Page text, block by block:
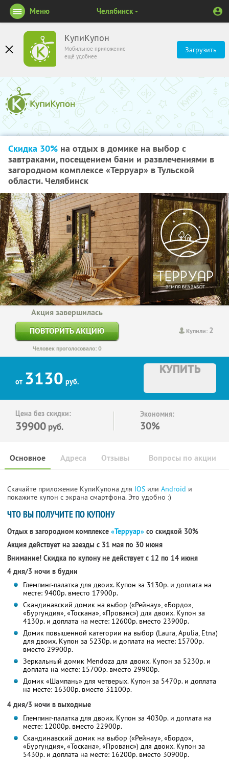
КупиКупон
Мобильное приложение
ещё удобнее
Загрузить
Меню Челябинск
Скидка 30% на отдых в домике на выбор с
завтраками, посещением бани и развлечениями в
загородном комплексе «Терруар» в Тульской
области. Челябинск
Купили: 2
Акция завершилась
ПОВТОРИТЬ АКЦИЮ
Человек проголосовало: 0
от 3130 руб.
КУПИТЬ
Цена без скидки:
39900 руб.
Экономия:
30%
Основное Отзывы Вопросы по акции
Адреса
Скачайте приложение КупиКупона для IOS или Android и
покажите купон с экрана смартфона. Это удобно :)
ЧТО ВЫ ПОЛУЧИТЕ ПО КУПОНУ
Отдых в загородном комплексе «Терруар» со скидкой 30%
Акция действует на заезды с 31 мая по 30 июня
Внимание! Скидка по купону не действует с 12 по 14 июня
4 дня/3 ночи в будни
Глемпинг-палатка для двоих. Купон за 3130р. и доплата на
месте: 9400р. вместо 17900р.
Скандинавский домик на выбор («Рейнау», «Бордо»,
«Бургундия», «Тоскана», «Прованс») для двоих. Купон за
4130р. и доплата на месте: 12600р. вместо 23900р.
Домик повышенной категории на выбор (Laura, Apulia, Etna)
для двоих. Купон за 5230р. и доплата на месте: 15700р.
вместо 29900р.
Зеркальный домик Mendoza для двоих. Купон за 5230р. и
доплата на месте: 15700р. вместо 29900р.
Домик «Шампань» для четверых. Купон за 5470р. и доплата
на месте: 16300р. вместо 31100р.
4 дня/3 ночи в выходные
Глемпинг-палатка для двоих. Купон за 4030р. и доплата на
месте: 12000р. вместо 22900р.
Скандинавский домик на выбор («Рейнау», «Бордо»,
«Бургундия», «Тоскана», «Прованс») для двоих. Купон за
5430р. и доплата на месте: 16200р. вместо 30900р.